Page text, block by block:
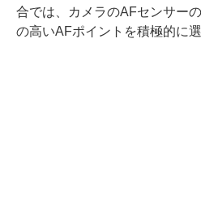
合では、カメラのAFセンサー
の高いAFポイントを積極的に